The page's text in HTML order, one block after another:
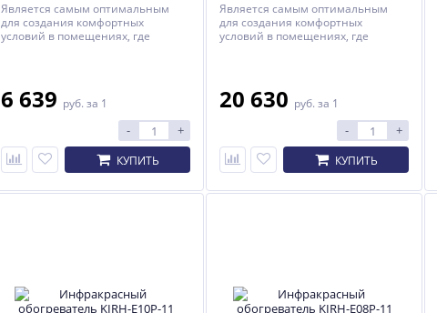
Является самым оптимальным
для создания комфортных
условий в помещениях, где
6 639 руб. за 1
- +
КУПИТЬ
Является самым оптимальным
для создания комфортных
условий в помещениях, где
20 630 руб. за 1
- +
КУПИТЬ